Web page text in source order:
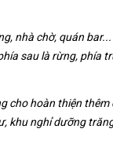
nhà chờ, quán
sau là rừng, phía
cho hoàn thiện
khu nghỉ dưỡng